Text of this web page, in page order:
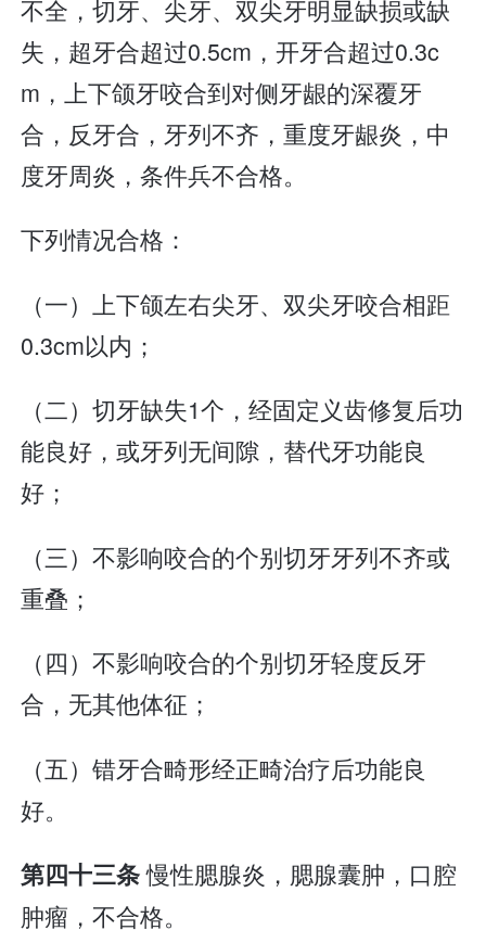
不全，切牙、尖牙、双尖牙明显缺损或缺
失，超牙合超过0.5cm，开牙合超过0.3c
m，上下颌牙咬合到对侧牙龈的深覆牙
合，反牙合，牙列不齐，重度牙龈炎，中
度牙周炎，条件兵不合格。
下列情况合格：
（一）上下颌左右尖牙、双尖牙咬合相距
0.3cm以内；
（二）切牙缺失1个，经固定义齿修复后功
能良好，或牙列无间隙，替代牙功能良
好；
（三）不影响咬合的个别切牙牙列不齐或
重叠；
（四）不影响咬合的个别切牙轻度反牙
合，无其他体征；
（五）错牙合畸形经正畸治疗后功能良
好。
第四十三条慢性腮腺炎，腮腺囊肿，口腔
肿瘤，不合格。